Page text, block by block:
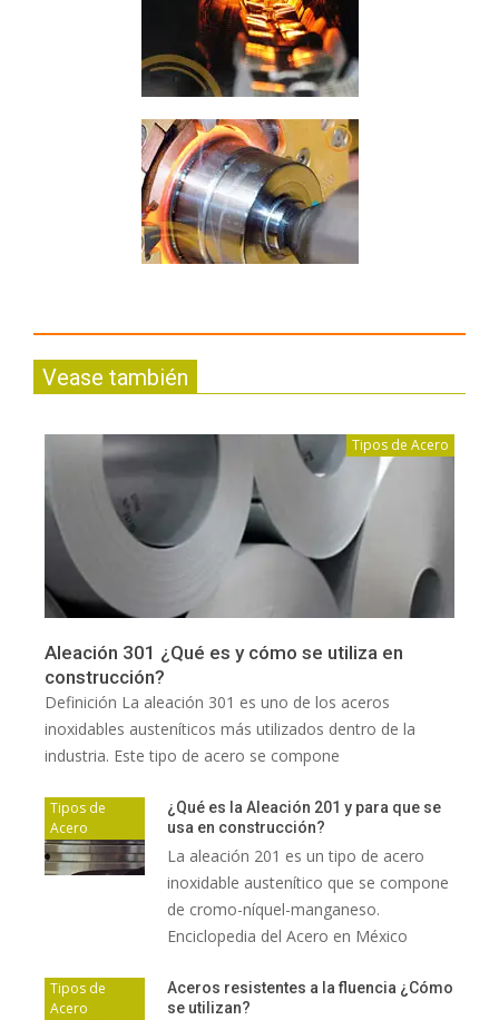
Vease también
Tipos de Acero
Aleación 301 ¿Qué es y cómo se utiliza en
construcción?
Definición La aleación 301 es uno de los aceros
inoxidables austeníticos más utilizados dentro de la
industria. Este tipo de acero se compone
Tipos de
Acero
¿Qué es la Aleación 201 y para que se
usa en construcción?
La aleación 201 es un tipo de acero
inoxidable austenítico que se compone
de cromo-níquel-manganeso.
Enciclopedia del Acero en México
Tipos de
Acero
Aceros resistentes a la fluencia ¿Cómo
se utilizan?